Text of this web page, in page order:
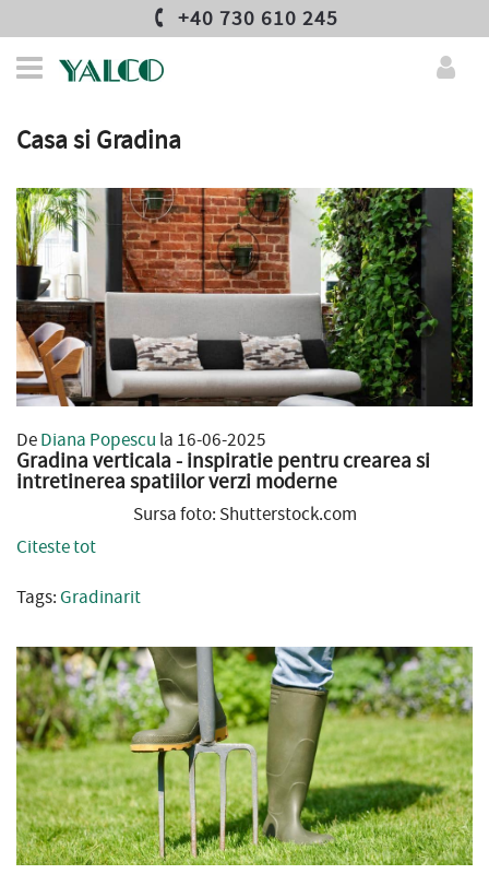
+40 730 610 245
Casa si Gradina
DeDiana Popescu la 16-06-2025
Gradina verticala - inspiratie pentru crearea si
intretinerea spatiilor verzi moderne
Sursa foto: Shutterstock.com
Citeste tot
Tags: Gradinarit